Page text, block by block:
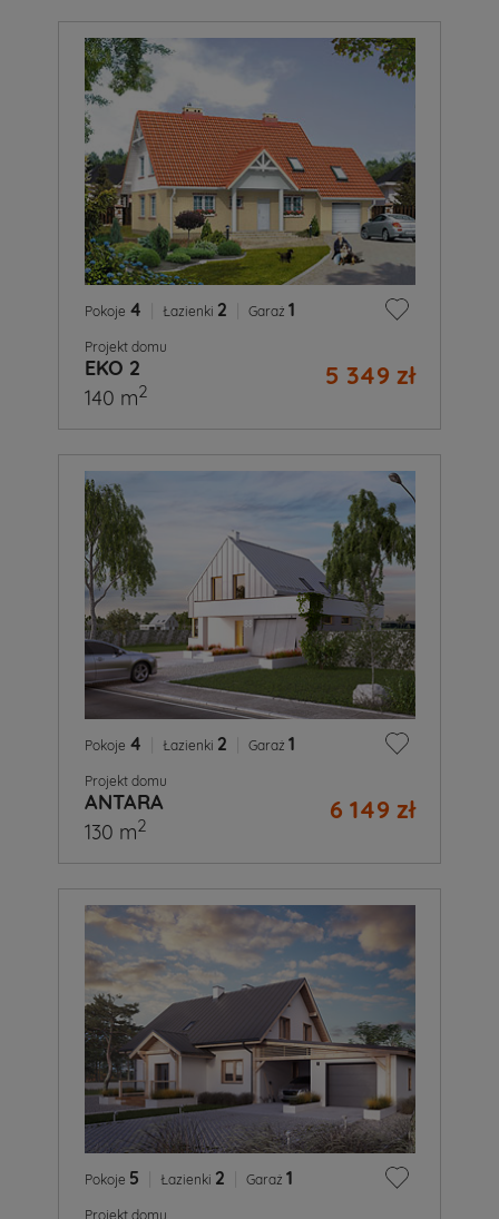
Pokoje 4 Łazienki 2 Garaż 1
Projekt domu
EKO 2 5 349 zł
140 m2
Pokoje 4 Łazienki 2 Garaż 1
Projekt domu
ANTARA 6 149 zł
130 m2
Pokoje 5 Łazienki 2 Garaż 1
Projekt domu